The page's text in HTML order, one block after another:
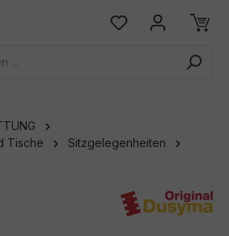
Tische
Sitzgelegenheiten